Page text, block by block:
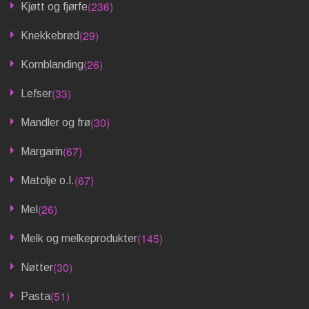
Kjøtt og fjørfe(236)
Knekkebrød(29)
Kornblanding(26)
Lefser(33)
Mandler og frø(30)
Margarin(67)
Matolje o.l.(67)
Mel (26)
Melk og melkeprodukter(145)
Nøtter(30)
Pasta(51)